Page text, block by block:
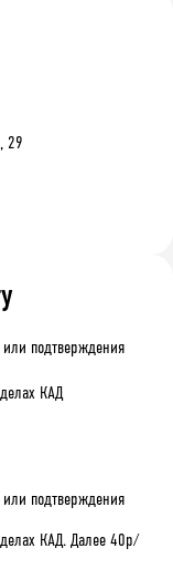
29
подтверждения
КАД
подтверждения
КАД. Далее 40р/